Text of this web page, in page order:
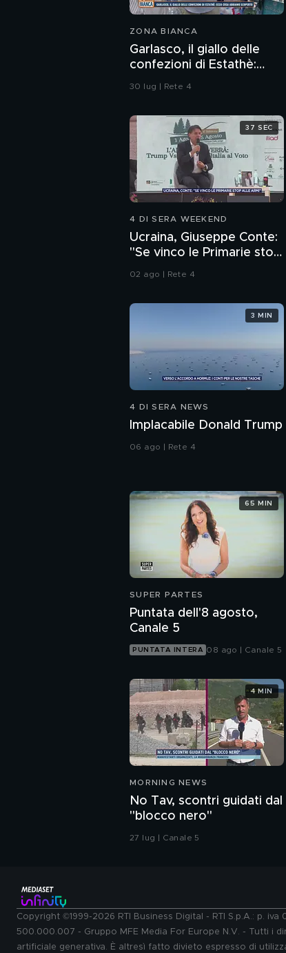
ZONA BIANCA
Garlasco, il giallo delle
confezioni di Estathè:
ecco cosa abbiamo
30 lug | Rete 4
4 DI SERA WEEKEND
Ucraina, Giuseppe Conte:
"Se vinco le Primarie stop
alle armi"
02 ago | Rete 4
37 SEC
4 DI SERA NEWS
Implacabile Donald Trump
06 ago | Rete 4
3 MIN
SUPER PARTES
Puntata dell'8 agosto,
Canale 5
PUNTATA INTERA 08 ago | Canale 5
65 MIN
MORNING NEWS
No Tav, scontri guidati dal
"blocco nero"
27 lug | Canale 5
4 MIN
Copyright ©1999-2026 RTI Business Digital - RTI S.p.A.: p.
500.000.007 - Gruppo MFE Media For Europe N.V. - Tutti i
artificiale generativa. È altresì fatto divieto espresso di